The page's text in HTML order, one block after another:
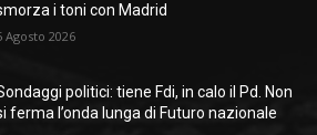
i toni con Madrid
Agosto 2026
politici: tiene Fdi, in calo il Pd. Non
ferma l’onda lunga di Futuro nazionale